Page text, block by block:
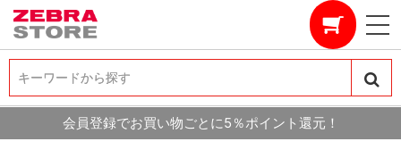
キーワードから探す
キーワードから探す
会員登録でお買い物ごとに5％ポイント還元！